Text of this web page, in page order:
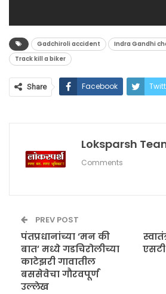
Gadchiroli accident
Indra Gandhi
Track kill a biker
Share Facebook
Loksparsh
Comments
PREV POST
पंतप्रधानांच्या ‘मन की
बात’ मध्ये गडचिरोलीच्या
काटेझरी गावातील
बससेवेचा गौरवपूर्ण
उल्लेख